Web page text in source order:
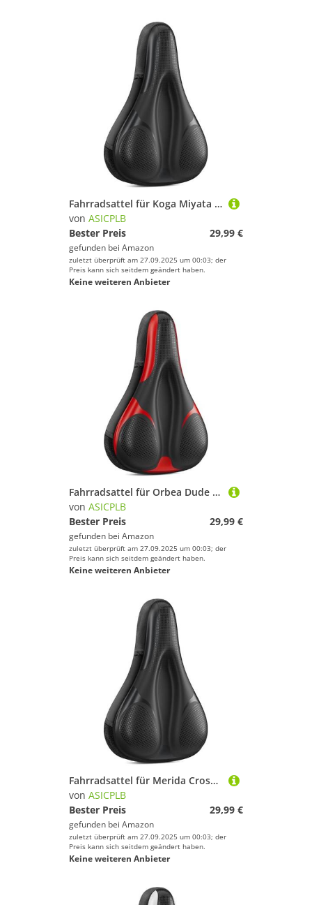
Fahrradsattel für Koga Miyata Adventure miyata Prologue Prologue, Bequemer Stoßdämpfender PU-Fahrradsitzkissen, Atmungsaktiv Mountainbikesättel für Tägliche Reisen und Wandern,A
von ASICPLB
Bester Preis
29,99 €
gefunden bei Amazon
zuletzt überprüft am 27.09.2025 um 00:03; der
Preis kann sich seitdem geändert haben.
Keine weiteren Anbieter
Fahrradsattel für Orbea Dude 10, Bequemer Stoßdämpfender PU-Fahrradsitzkissen, Atmungsaktiv Mountainbikesättel für Tägliche Reisen und Wandern, C
von ASICPLB
Bester Preis
29,99 €
gefunden bei Amazon
zuletzt überprüft am 27.09.2025 um 00:03; der
Preis kann sich seitdem geändert haben.
Keine weiteren Anbieter
Fahrradsattel für Merida Crossway Crossway 10-V Crossway 20-D Crossway 40-D, Bequemer Stoßdämpfender PU-Fahrradsitzkissen, Atmungsaktiv Mountainbikesättel für Tägliche Reisen und Wandern
von ASICPLB
Bester Preis
29,99 €
gefunden bei Amazon
zuletzt überprüft am 27.09.2025 um 00:03; der
Preis kann sich seitdem geändert haben.
Keine weiteren Anbieter